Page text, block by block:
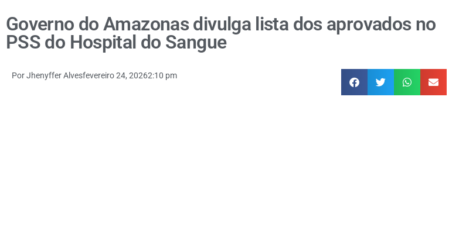
Governo do Amazonas divulga lista dos aprovados no
PSS do Hospital do Sangue
PorJhenyffer Alvesfevereiro 24, 20262:10 pm